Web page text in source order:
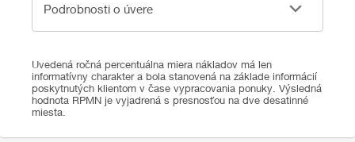
Podrobnosti o úvere
Uvedená ročná percentuálna miera nákladov má len
informatívny charakter a bola stanovená na základe informácií
poskytnutých klientom v čase vypracovania ponuky. Výsledná
hodnota RPMN je vyjadrená s presnosťou na dve desatinné
miesta.